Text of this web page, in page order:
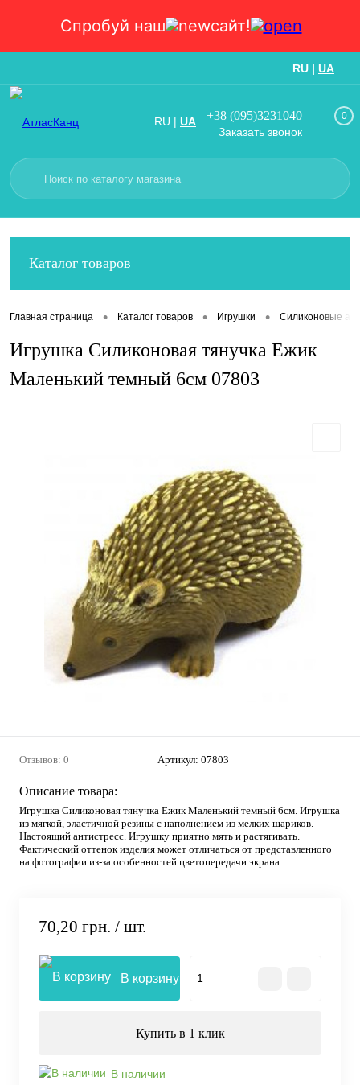
Спробуй наш сайт!
RU | UA
RU | UA +38 (095)3231040
Заказать звонок
0
Каталог товаров
Главная страница • Каталог товаров • Игрушки • Силиконовые
Игрушка Силиконовая тянучка Ежик
Маленький темный 6см 07803
Отзывов: 0 Артикул: 07803
Описание товара:
Игрушка Силиконовая тянучка Ежик Маленький темный 6см. Игрушка
из мягкой, эластичной резины с наполнением из мелких шариков.
Настоящий антистресс. Игрушку приятно мять и растягивать.
Фактический оттенок изделия может отличаться от представленного
на фотографии из-за особенностей цветопередачи экрана.
70,20 грн. / шт.
В корзину
Купить в 1 клик
В наличии